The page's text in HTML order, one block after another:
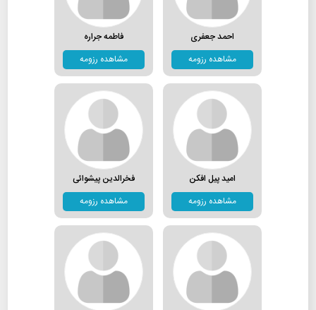
احمد جعفری
مشاهده رزومه
فاطمه جراره
مشاهده رزومه
امید پیل افکن
مشاهده رزومه
فخرالدین پیشوائی
مشاهده رزومه